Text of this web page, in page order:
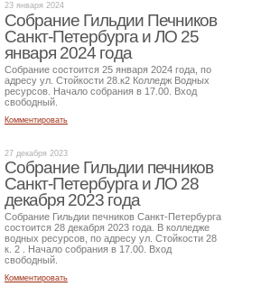
23 января 2024
Собрание Гильдии Печников
Санкт-Петербурга и ЛО 25
января 2024 года
Собрание состоится 25 января 2024 года, по
адресу ул. Стойкости 28.к2 Колледж Водных
ресурсов. Начало собрания в 17.00. Вход
свободный.
Комментировать
27 декабря 2023
Собрание Гильдии печников
Санкт-Петербурга и ЛО 28
декабря 2023 года
Собрание Гильдии печников Санкт-Петербурга
состоится 28 декабря 2023 года. В колледже
водных ресурсов, по адресу ул. Стойкости 28
к. 2 . Начало собрания в 17.00. Вход
свободный.
Комментировать